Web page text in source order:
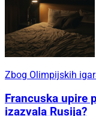
Zbog Olimpijskih
Francuska upire
izazvala Rusija?